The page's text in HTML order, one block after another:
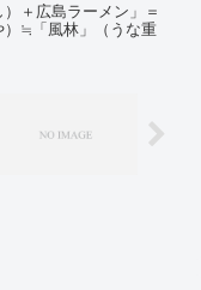
）＋広島ラーメン」＝
）≒「風林」（うな重